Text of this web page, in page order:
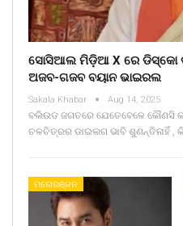
ସୋସିଆଲ ମିଡ଼ିଆ X ରେ ଡିସ୍କୋ
ଅଜବ-ଗଜବ ବୟାନ ଭାଇରଲ
Sakala Khabar Aug 14, 2025
ବଲିଉଡ ଜଗତରେ ଯେତେବେଳେ କୌଣସି
ଚଳଚିତ୍ରର ଡାଇଲଗ ଭାବି ଶୁଣନ୍ତିନାହିଁ ,
ମନୋରଞ୍ଜନ